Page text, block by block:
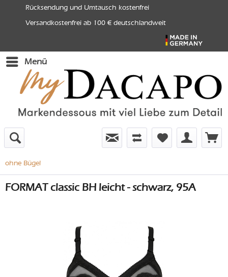
Rücksendung und Umtausch kostenfrei
Versandkostenfrei ab 100 € deutschlandweit
Menü
ohne Bügel
FORMAT classic BH leicht - schwarz, 95A